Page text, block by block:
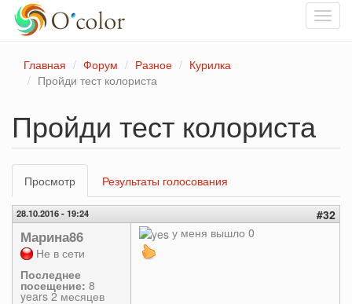
Перейти
основному
Главная
Форум Разное
Курилка
Пройди тест колориста
Пройди тест колориста
Главные
вкладки
Просмотр (активная
вкладка)
Результаты голосования
28.10.2016 - 19:24 #32
Марина86
Не в сети
Последнее
посещение: 8
years 2 месяцев
у меня вышло 0